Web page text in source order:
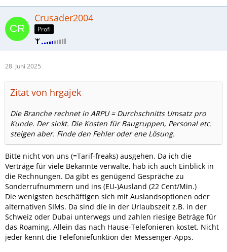
Crusader2004
Profi
28. Juni 2025
Zitat von hrgajek
Die Branche rechnet in ARPU = Durchschnitts Umsatz pro
Kunde. Der sinkt. Die Kosten für Baugruppen, Personal etc.
steigen aber. Finde den Fehler oder ene Lösung.
Bitte nicht von uns (=Tarif-freaks) ausgehen. Da ich die
Verträge für viele Bekannte verwalte, hab ich auch Einblick in
die Rechnungen. Da gibt es genügend Gespräche zu
Sonderrufnummern und ins (EU-)Ausland (22 Cent/Min.)
Die wenigsten beschäftigen sich mit Auslandsoptionen oder
alternativen SIMs. Da sind die in der Urlaubszeit z.B. in der
Schweiz oder Dubai unterwegs und zahlen riesige Beträge für
das Roaming. Allein das nach Hause-Telefonieren kostet. Nicht
jeder kennt die Telefoniefunktion der Messenger-Apps.